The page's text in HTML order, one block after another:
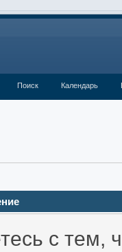
Поиск Календарь
с тем,